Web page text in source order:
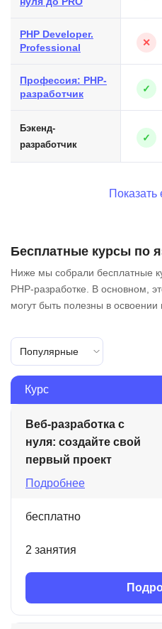
PHP Developer.
Professional
✕
Профессия: PHP-
разработчик
✓
Бэкенд-
разработчик
✓
Бесплатные курсы по
Ниже мы собрали бесплатные
PHP-разработке. В основном,
могут быть полезны в освоении
Популярные
Курс
Веб-разработка с
нуля: создайте свой
первый проект
Подробнее
бесплатно
2 занятия